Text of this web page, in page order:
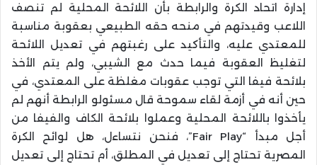
إدارة اتحاد الكرة والرابطة بأن اللائحة المحلية لم تنصف
اللاعب وقيدتهم في منحه حقه الطبيعي بعقوبة مناسبة
للمعتدي عليه، والتأكيد على رغبتهم في تعديل اللائحة
لتغليظ العقوبة فيما حدث مع الشيبي، ولم يتم الأخذ
بلائحة فيفا التي توجب عقوبات مغلظة على المعتدي، في
حين أنه في أزمة لقاء سموحة قال مسئولو الرابطة أنهم لم
يأخذوا باللائحة المحلية وعملوا بلائحة الكاف والفيفا من
أجل مبدأ “Fair Play”، فنحن نتساءل، هل لوائح الكرة
المصرية تحتاج إلى تعديل في المطلق، أم تحتاج إلى تعديل